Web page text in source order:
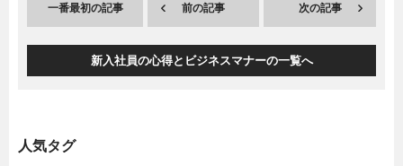
一番最初の記事 前の記事 次の記事
新入社員の心得とビジネスマナーの一覧へ
人気タグ